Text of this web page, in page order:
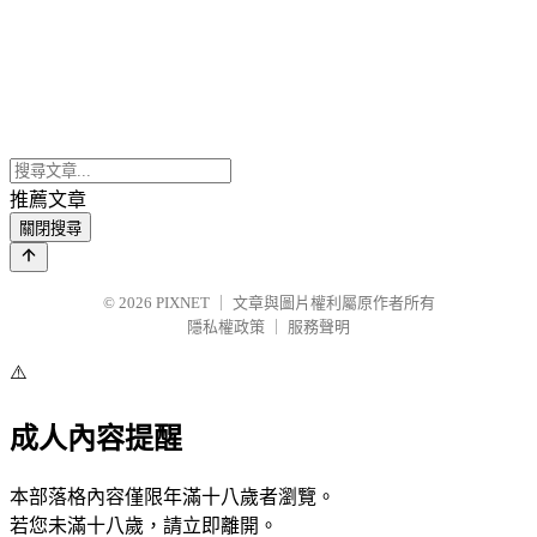
推薦文章
關閉搜尋
© 2026 PIXNET
文章與圖片權利屬原作者所有
隱私權政策
服務聲明
⚠️
成人內容提醒
本部落格內容僅限年滿十八歲者瀏覽。
若您未滿十八歲，請立即離開。